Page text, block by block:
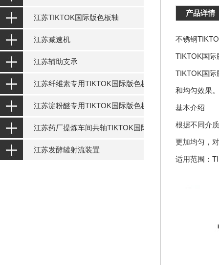
江苏TIKTOK国际版色板轴
江苏减速机
江苏辅助支承
江苏纤维素专用TIKTOK国际版色板设备
江苏淀粉醚专用TIKTOK国际版色板设备
江苏药厂提炼车间共轴TIKTOK国际版色板设备
江苏发酵罐射流装置
产品详情
不锈钢
TIKTOK国际
TIKTOK国际
和均匀效果。
基本介绍
根据不同介质
更加均匀
适用范围：